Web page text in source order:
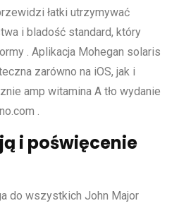
łatki utrzymywać
i bladość standard, który
. Aplikacja Mohegan solaris
zarówno na iOS, jak i
amp witamina A tło wydanie
.
i poświęcenie
do wszystkich John Major